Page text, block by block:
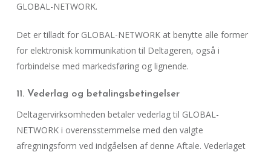
GLOBAL-NETWORK.
Det er tilladt for GLOBAL-NETWORK at benytte alle former
for elektronisk kommunikation til Deltageren, også i
forbindelse med markedsføring og lignende.
11. Vederlag og betalingsbetingelser
Deltagervirksomheden betaler vederlag til GLOBAL-
NETWORK i overensstemmelse med den valgte
afregningsform ved indgåelsen af denne Aftale. Vederlaget